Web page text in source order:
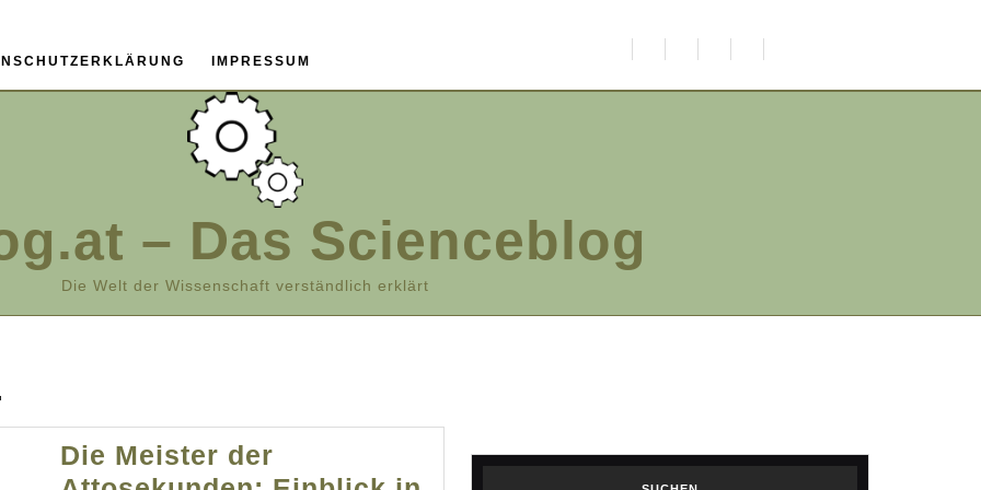
IMPRESSUM
– Das Scienceblog
Die Welt der Wissenschaft verständlich erklärt
Die Meister der